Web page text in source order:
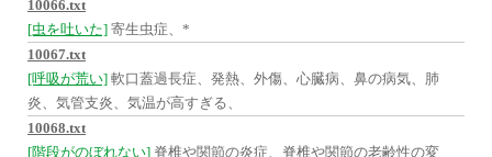
10066.txt
[虫を吐いた] 寄生虫症、*
10067.txt
[呼吸が荒い] 軟口蓋過長症、発熱、外傷、心臓病、鼻の病気、肺
炎、気管支炎、気温が高すぎる、
10068.txt
[階段がのぼれない] 脊椎や関節の炎症、脊椎や関節の老齢性の変